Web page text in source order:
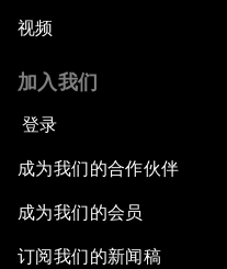
视频
加入我们
登录
成为我们的合作伙伴
成为我们的会员
订阅我们的新闻稿